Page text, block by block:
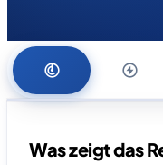
Was zeigt das